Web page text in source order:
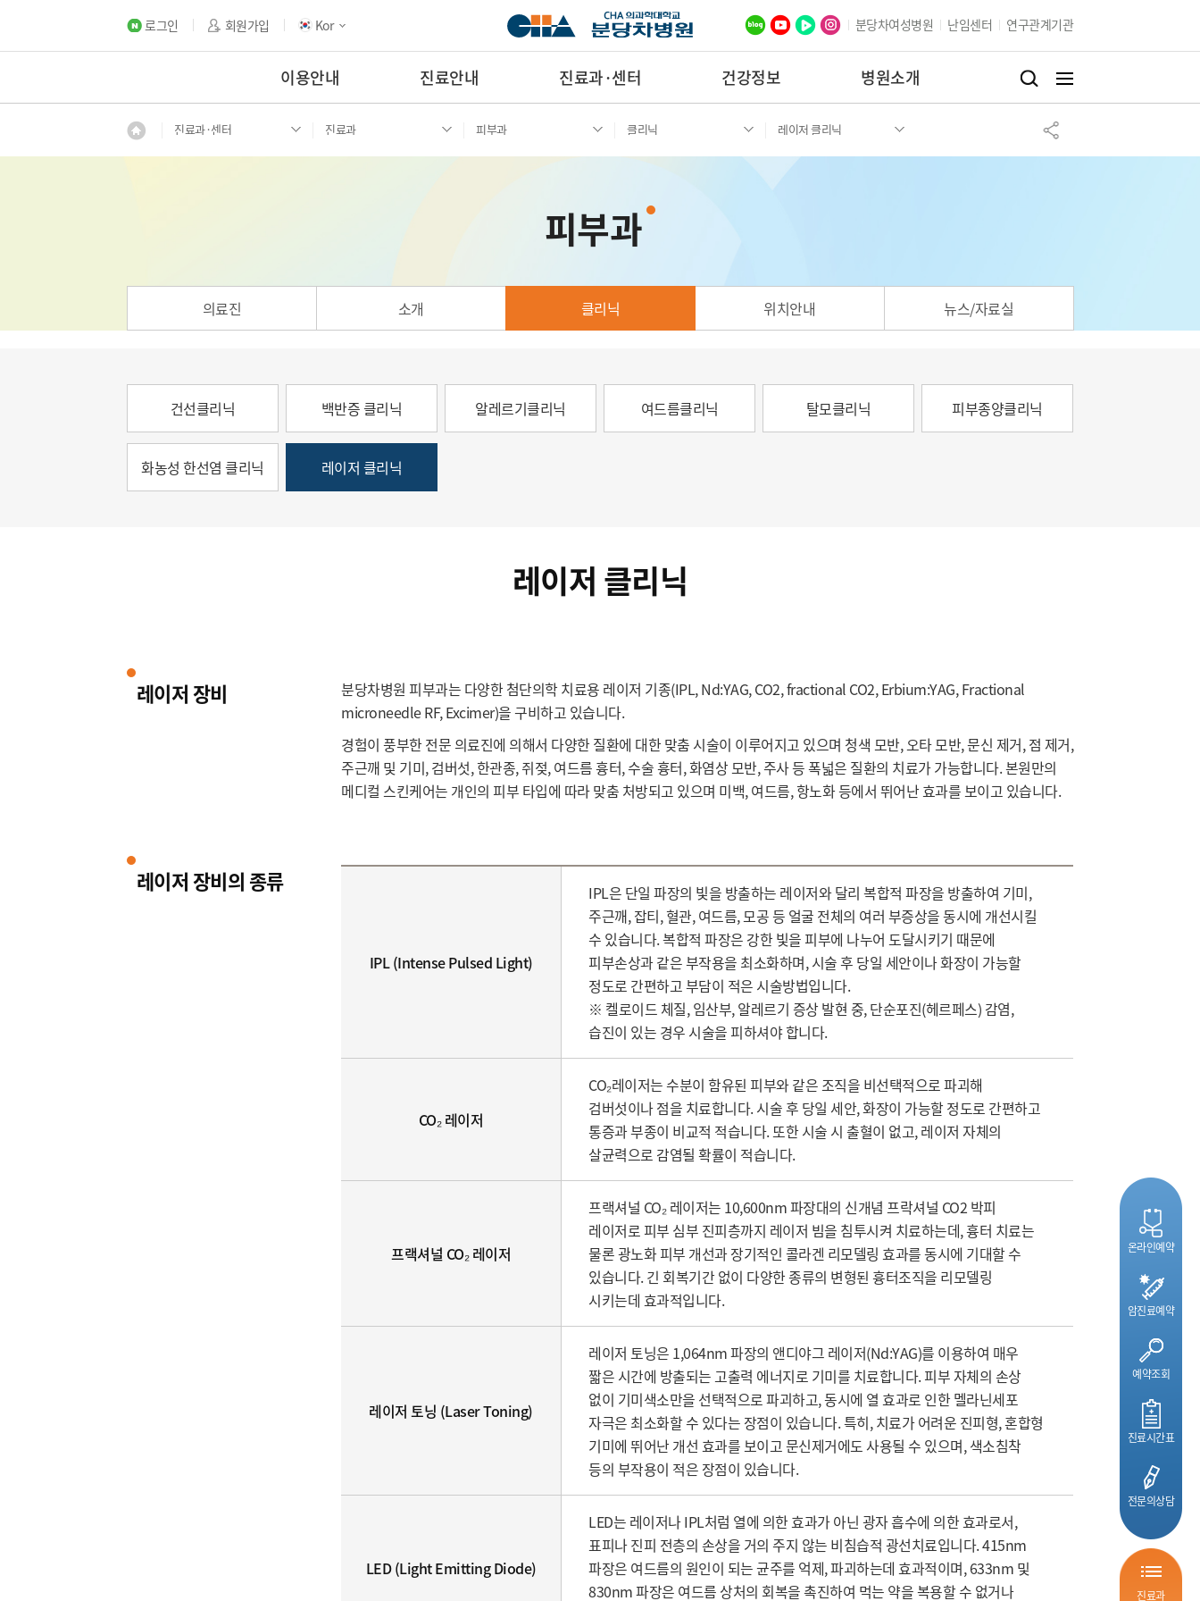
로그인 회원가입 Kor 분당차여성병원 난임센터 연구관계기관
이용안내 진료안내 진료과·센터 건강정보 병원소개
온라인예약
암진료예약
예약조회
진료시간표
전문의상담
진료과
진료과·센터 진료과 피부과 클리닉 레이저 클리닉
피부과
의료진 소개 클리닉 위치안내 뉴스/자료실
건선클리닉 백반증 클리닉 알레르기클리닉 여드름클리닉 탈모클리닉 피부종양클리닉
화농성 한선염 클리닉 레이저 클리닉
레이저 클리닉
레이저 장비
분당차병원 피부과는 다양한 첨단의학 치료용 레이저 기종(IPL, Nd:YAG, CO2, fractional CO2, Erbium:YAG, Fractional
microneedle RF, Excimer)을 구비하고 있습니다.
경험이 풍부한 전문 의료진에 의해서 다양한 질환에 대한 맞춤 시술이 이루어지고 있으며 청색 모반, 오타 모반, 문신 제거, 점 제거,
주근깨 및 기미, 검버섯, 한관종, 쥐젖, 여드름 흉터, 수술 흉터, 화염상 모반, 주사 등 폭넓은 질환의 치료가 가능합니다. 본원만의
메디컬 스킨케어는 개인의 피부 타입에 따라 맞춤 처방되고 있으며 미백, 여드름, 항노화 등에서 뛰어난 효과를 보이고 있습니다.
레이저 장비의 종류
IPL (Intense Pulsed Light)
IPL은 단일 파장의 빛을 방출하는 레이저와 달리 복합적 파장을 방출하여 기미,
주근깨, 잡티, 혈관, 여드름, 모공 등 얼굴 전체의 여러 부증상을 동시에 개선시킬
수 있습니다. 복합적 파장은 강한 빛을 피부에 나누어 도달시키기 때문에
피부손상과 같은 부작용을 최소화하며, 시술 후 당일 세안이나 화장이 가능할
정도로 간편하고 부담이 적은 시술방법입니다.
※ 켈로이드 체질, 임산부, 알레르기 증상 발현 중, 단순포진(헤르페스) 감염,
습진이 있는 경우 시술을 피하셔야 합니다.
CO₂ 레이저
CO₂레이저는 수분이 함유된 피부와 같은 조직을 비선택적으로 파괴해
검버섯이나 점을 치료합니다. 시술 후 당일 세안, 화장이 가능할 정도로 간편하고
통증과 부종이 비교적 적습니다. 또한 시술 시 출혈이 없고, 레이저 자체의
살균력으로 감염될 확률이 적습니다.
프랙셔널 CO₂ 레이저
프랙셔널 CO₂ 레이저는 10,600nm 파장대의 신개념 프락셔널 CO2 박피
레이저로 피부 심부 진피층까지 레이저 빔을 침투시켜 치료하는데, 흉터 치료는
물론 광노화 피부 개선과 장기적인 콜라겐 리모델링 효과를 동시에 기대할 수
있습니다. 긴 회복기간 없이 다양한 종류의 변형된 흉터조직을 리모델링
시키는데 효과적입니다.
레이저 토닝 (Laser Toning)
레이저 토닝은 1,064nm 파장의 앤디야그 레이저(Nd:YAG)를 이용하여 매우
짧은 시간에 방출되는 고출력 에너지로 기미를 치료합니다. 피부 자체의 손상
없이 기미색소만을 선택적으로 파괴하고, 동시에 열 효과로 인한 멜라닌세포
자극은 최소화할 수 있다는 장점이 있습니다. 특히, 치료가 어려운 진피형, 혼합형
기미에 뛰어난 개선 효과를 보이고 문신제거에도 사용될 수 있으며, 색소침착
등의 부작용이 적은 장점이 있습니다.
LED (Light Emitting Diode)
LED는 레이저나 IPL처럼 열에 의한 효과가 아닌 광자 흡수에 의한 효과로서,
표피나 진피 전층의 손상을 거의 주지 않는 비침습적 광선치료입니다. 415nm
파장은 여드름의 원인이 되는 균주를 억제, 파괴하는데 효과적이며, 633nm 및
830nm 파장은 여드름 상처의 회복을 촉진하여 먹는 약을 복용할 수 없거나